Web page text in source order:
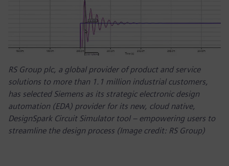
RS Group plc, a global provider of product and service
solutions to more than 1.1 million industrial customers,
has selected Siemens as its strategic electronic design
automation (EDA) provider for its new, cloud native,
DesignSpark Circuit Simulator tool – empowering users to
streamline the design process (Image credit: RS Group)